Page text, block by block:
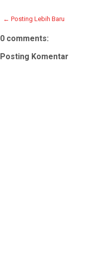
← Posting Lebih Baru
0 comments:
Posting Komentar